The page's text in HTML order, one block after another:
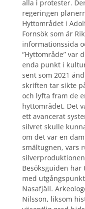
alla i protester.
regeringen
Hyttområdet i
Fornsök som är
informationssida
”Hyttområde” var
enda punkt i
sent som 2021
skriften tar sikte
och lyfta fram de
hyttområdet. Det
ett avancerat
silvret skulle
om det var en
smältugnen, vars
Besöksguiden
med utgångspunkt
Nasafjäll.
Nilsson, liksom